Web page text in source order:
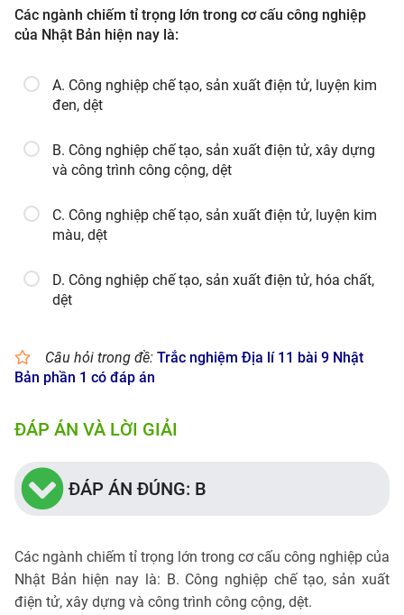
Các ngành chiếm tỉ trọng lớn trong cơ cấu công nghiệp
của Nhật Bản hiện nay là:
A. Công nghiệp chế tạo, sản xuất điện tử, luyện kim
đen, dệt
B. Công nghiệp chế tạo, sản xuất điện tử, xây dựng
và công trình công cộng, dệt
C. Công nghiệp chế tạo, sản xuất điện tử, luyện kim
màu, dệt
D. Công nghiệp chế tạo, sản xuất điện tử, hóa chất,
dệt
Câu hỏi trong đề: Trắc nghiệm Địa lí 11 bài 9 Nhật
Bản phần 1 có đáp án
ĐÁP ÁN VÀ LỜI GIẢI
ĐÁP ÁN ĐÚNG: B
Các ngành chiếm tỉ trọng lớn trong cơ cấu công nghiệp của
Nhật Bản hiện nay là: B. Công nghiệp chế tạo, sản xuất
điện tử, xây dựng và công trình công cộng, dệt.